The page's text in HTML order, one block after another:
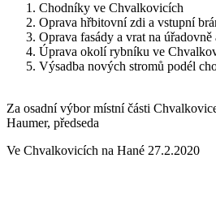
Chodníky ve Chvalkovicích
Oprava hřbitovní zdi a vstupní
Oprava fasády a vrat na
Úprava okolí rybníku ve
Výsadba nových stromů podél
Za osadní výbor místní části
Haumer, předseda
Ve Chvalkovicích na Hané 27.2.2020